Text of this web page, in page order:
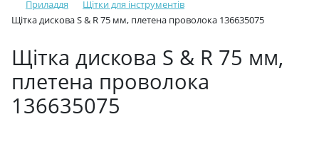
Приладдя
Щітки для інструментів
Щітка дискова S & R 75 мм, плетена проволока 136635075
Щітка дискова S & R 75 мм,
плетена проволока
136635075